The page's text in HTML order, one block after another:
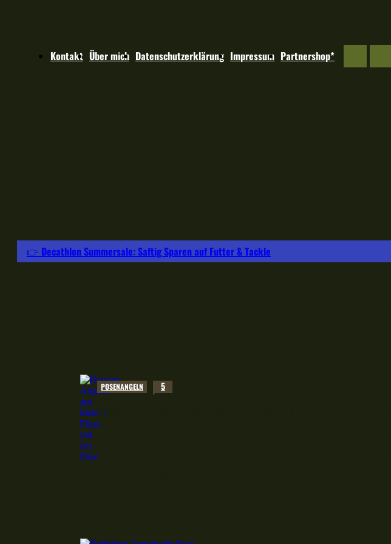
Kontakt Über mich Datenschutzerklärung Impressum Partnershop*
👉 Decathlon Summersale: Saftig Sparen auf Futter & Tackle
POSENANGELN 5
Brassen Angeln am kleinen Fluss mit der Pose:
Stunden am kleinen Fluss mit der Pose auf